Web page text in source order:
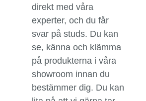
direkt med våra
experter, och du får
svar på studs. Du kan
se, känna och klämma
på produkterna i våra
showroom innan du
bestämmer dig. Du kan